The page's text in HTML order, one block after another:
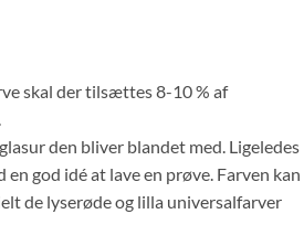
skal der tilsættes 8-10 % af
den bliver blandet med. Ligeledes
god idé at lave en prøve. Farven kan
de lyserøde og lilla universalfarver